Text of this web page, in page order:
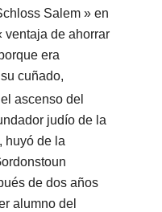
Salem » en
ventaja de ahorrar
era
cuñado,
ascenso del
judío de la
huyó de la
de dos años
alumno del